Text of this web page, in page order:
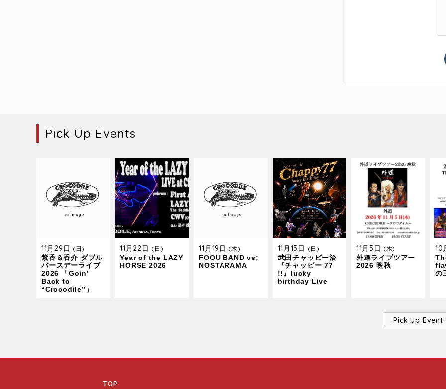
Pick Up Events
11月29日 (日)
紫香＆香介 ダブル
バースデーライブ
2026 「Goin’
Back to
“Crocodile”」
11月22日 (日)
Year of the LAZY
HORSE 2026
11月19日 (木)
FOOU BAND vs;
NOSTARAMA
11月15日 (日)
武田チャッピー治
『チャッピー 77
!!』lucky
birthday Live
11月5日 (木)
外道ライブツアー
2026 晩秋
10
の
Pick Up Event
TOP